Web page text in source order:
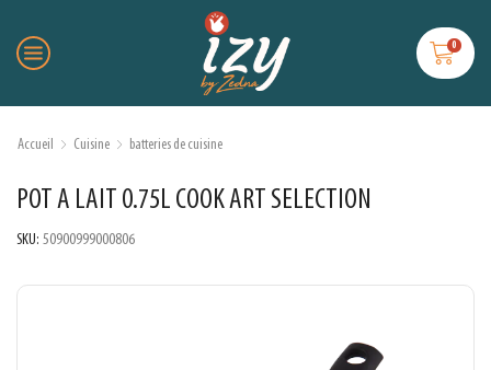
0
Accueil Cuisine batteries de cuisine
POT A LAIT 0.75L COOK ART SELECTION
SKU: 50900999000806